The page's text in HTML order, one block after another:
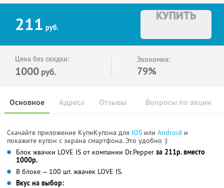
211 руб.
КУПИТЬ
Цена без скидки:
1000 руб.
Экономия:
79%
Основное Отзывы Вопросы по акции
Адреса
Скачайте приложение КупиКупона для IOS или Android и
покажите купон с экрана смартфона. Это удобно :)
Блок жвачки LOVE IS от компании Dr.Pepper за 211р. вместо
1000р.
В блоке — 100 шт. жвачек LOVE IS.
Вкус на выбор: